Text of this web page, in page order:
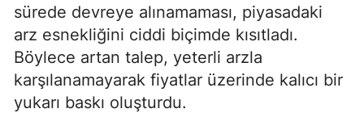
sürede devreye alınamaması, piyasadaki
arz esnekliğini ciddi biçimde kısıtladı.
Böylece artan talep, yeterli arzla
karşılanamayarak fiyatlar üzerinde kalıcı bir
yukarı baskı oluşturdu.